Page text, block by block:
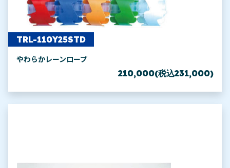
TRL-110Y25STD
やわらかレーンロープ
210,000(税込231,000)